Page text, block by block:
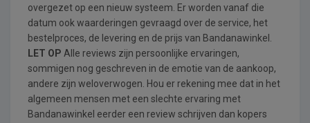
overgezet op een nieuw systeem. Er worden vanaf die
datum ook waarderingen gevraagd over de service, het
bestelproces, de levering en de prijs van Bandanawinkel.
LET OP Alle reviews zijn persoonlijke ervaringen,
sommigen nog geschreven in de emotie van de aankoop,
andere zijn weloverwogen. Hou er rekening mee dat in het
algemeen mensen met een slechte ervaring met
Bandanawinkel eerder een review schrijven dan kopers